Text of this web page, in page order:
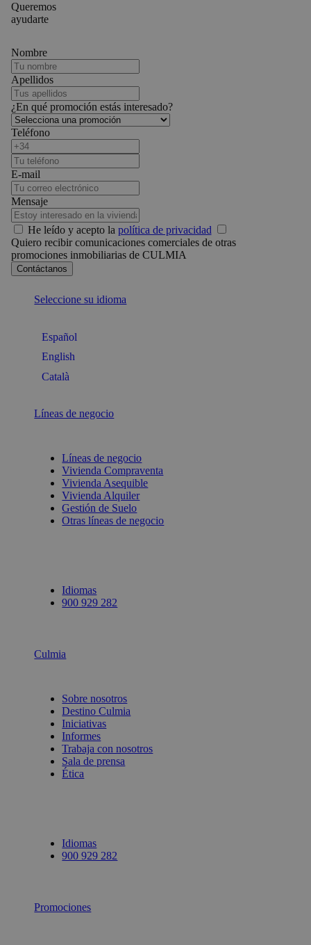
Queremos
ayudarte
Nombre
Apellidos
¿En qué promoción estás interesado?
Teléfono
E-mail
Mensaje
He leído y acepto la política de privacidad
Quiero recibir comunicaciones comerciales de otras
promociones inmobiliarias de CULMIA
Seleccione su idioma
Español
English
Català
Líneas de negocio
Líneas de negocio
Vivienda Compraventa
Vivienda Asequible
Vivienda Alquiler
Gestión de Suelo
Otras líneas de negocio
Idiomas
900 929 282
Culmia
Sobre nosotros
Destino Culmia
Iniciativas
Informes
Trabaja con nosotros
Sala de prensa
Ética
Idiomas
900 929 282
Promociones